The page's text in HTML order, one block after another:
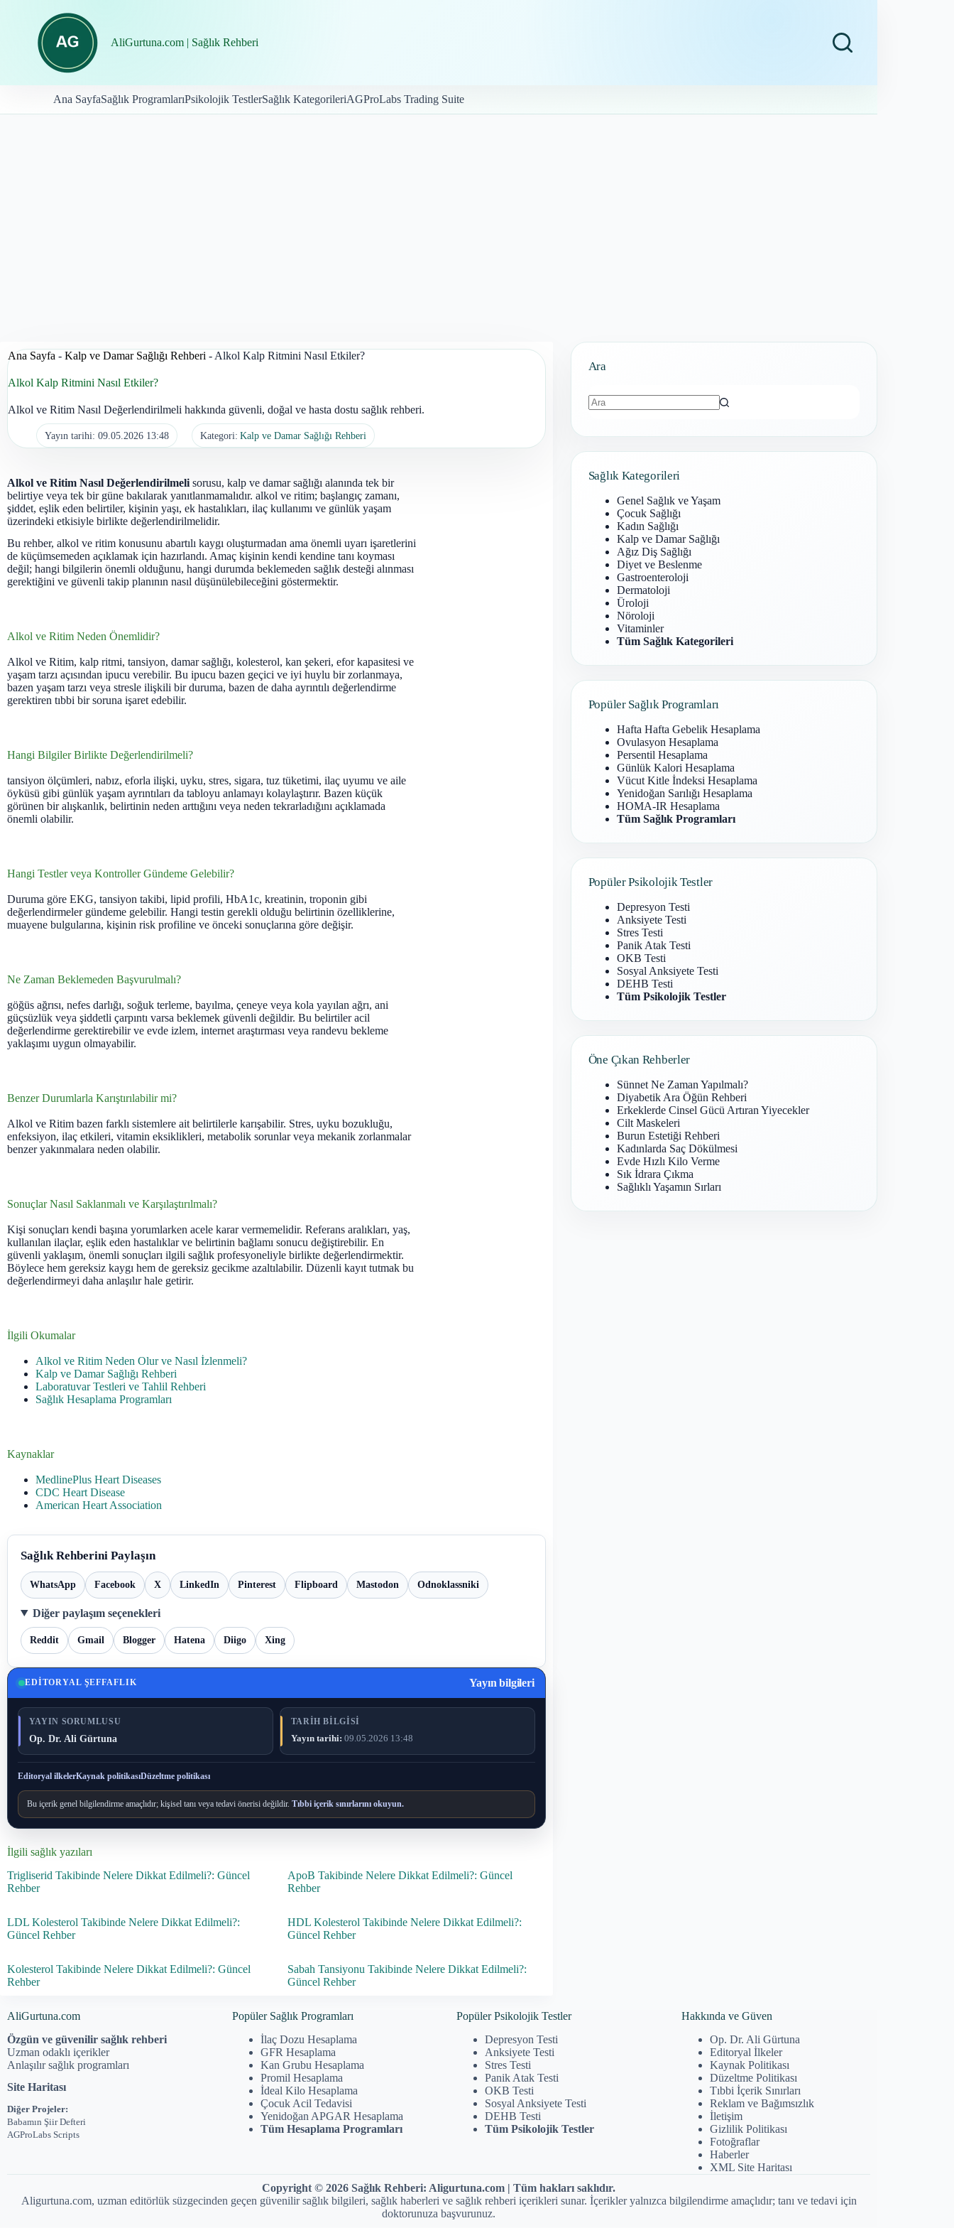
AliGurtuna.com | Sağlık Rehberi
Ana SayfaSağlık ProgramlarıPsikolojik TestlerSağlık KategorileriAGProLabs Trading Suite
Ana Sayfa - Kalp ve Damar Sağlığı Rehberi - Alkol Kalp Ritmini Nasıl Etkiler?
Alkol Kalp Ritmini Nasıl Etkiler?
Alkol ve Ritim Nasıl Değerlendirilmeli hakkında güvenli, doğal ve hasta dostu sağlık rehberi.
Yayın tarihi: 09.05.2026 13:48 Kategori: Kalp ve Damar Sağlığı Rehberi
Alkol ve Ritim Nasıl Değerlendirilmeli sorusu, kalp ve damar sağlığı alanında tek bir
belirtiye veya tek bir güne bakılarak yanıtlanmamalıdır. alkol ve ritim; başlangıç zamanı,
şiddet, eşlik eden belirtiler, kişinin yaşı, ek hastalıkları, ilaç kullanımı ve günlük yaşam
üzerindeki etkisiyle birlikte değerlendirilmelidir.
Bu rehber, alkol ve ritim konusunu abartılı kaygı oluşturmadan ama önemli uyarı işaretlerini
de küçümsemeden açıklamak için hazırlandı. Amaç kişinin kendi kendine tanı koyması
değil; hangi bilgilerin önemli olduğunu, hangi durumda beklemeden sağlık desteği alınması
gerektiğini ve güvenli takip planının nasıl düşünülebileceğini göstermektir.
Alkol ve Ritim Neden Önemlidir?
Alkol ve Ritim, kalp ritmi, tansiyon, damar sağlığı, kolesterol, kan şekeri, efor kapasitesi ve
yaşam tarzı açısından ipucu verebilir. Bu ipucu bazen geçici ve iyi huylu bir zorlanmaya,
bazen yaşam tarzı veya stresle ilişkili bir duruma, bazen de daha ayrıntılı değerlendirme
gerektiren tıbbi bir soruna işaret edebilir.
Hangi Bilgiler Birlikte Değerlendirilmeli?
tansiyon ölçümleri, nabız, eforla ilişki, uyku, stres, sigara, tuz tüketimi, ilaç uyumu ve aile
öyküsü gibi günlük yaşam ayrıntıları da tabloyu anlamayı kolaylaştırır. Bazen küçük
görünen bir alışkanlık, belirtinin neden arttığını veya neden tekrarladığını açıklamada
önemli olabilir.
Hangi Testler veya Kontroller Gündeme Gelebilir?
Duruma göre EKG, tansiyon takibi, lipid profili, HbA1c, kreatinin, troponin gibi
değerlendirmeler gündeme gelebilir. Hangi testin gerekli olduğu belirtinin özelliklerine,
muayene bulgularına, kişinin risk profiline ve önceki sonuçlarına göre değişir.
Ne Zaman Beklemeden Başvurulmalı?
göğüs ağrısı, nefes darlığı, soğuk terleme, bayılma, çeneye veya kola yayılan ağrı, ani
güçsüzlük veya şiddetli çarpıntı varsa beklemek güvenli değildir. Bu belirtiler acil
değerlendirme gerektirebilir ve evde izlem, internet araştırması veya randevu bekleme
yaklaşımı uygun olmayabilir.
Benzer Durumlarla Karıştırılabilir mi?
Alkol ve Ritim bazen farklı sistemlere ait belirtilerle karışabilir. Stres, uyku bozukluğu,
enfeksiyon, ilaç etkileri, vitamin eksiklikleri, metabolik sorunlar veya mekanik zorlanmalar
benzer yakınmalara neden olabilir.
Sonuçlar Nasıl Saklanmalı ve Karşılaştırılmalı?
Kişi sonuçları kendi başına yorumlarken acele karar vermemelidir. Referans aralıkları, yaş,
kullanılan ilaçlar, eşlik eden hastalıklar ve belirtinin bağlamı sonucu değiştirebilir. En
güvenli yaklaşım, önemli sonuçları ilgili sağlık profesyoneliyle birlikte değerlendirmektir.
Böylece hem gereksiz kaygı hem de gereksiz gecikme azaltılabilir. Düzenli kayıt tutmak bu
değerlendirmeyi daha anlaşılır hale getirir.
İlgili Okumalar
Alkol ve Ritim Neden Olur ve Nasıl İzlenmeli?
Kalp ve Damar Sağlığı Rehberi
Laboratuvar Testleri ve Tahlil Rehberi
Sağlık Hesaplama Programları
Kaynaklar
MedlinePlus Heart Diseases
CDC Heart Disease
American Heart Association
Sağlık Rehberini Paylaşın
WhatsApp Facebook X LinkedIn Pinterest Flipboard Mastodon Odnoklassniki
Diğer paylaşım seçenekleri
Reddit Gmail Blogger Hatena Diigo Xing
EDITORYAL ŞEFFAFLIK Yayın bilgileri
YAYIN SORUMLUSU
Op. Dr. Ali Gürtuna
TARIH BILGISI
Yayın tarihi: 09.05.2026 13:48
Editoryal ilkelerKaynak politikasıDüzeltme politikası
Bu içerik genel bilgilendirme amaçlıdır; kişisel tanı veya tedavi önerisi değildir. Tıbbi içerik sınırlarını okuyun.
İlgili sağlık yazıları
Trigliserid Takibinde Nelere Dikkat Edilmeli?: Güncel
Rehber
ApoB Takibinde Nelere Dikkat Edilmeli?: Güncel
Rehber
LDL Kolesterol Takibinde Nelere Dikkat Edilmeli?:
Güncel Rehber
HDL Kolesterol Takibinde Nelere Dikkat Edilmeli?:
Güncel Rehber
Kolesterol Takibinde Nelere Dikkat Edilmeli?: Güncel
Rehber
Sabah Tansiyonu Takibinde Nelere Dikkat Edilmeli?:
Güncel Rehber
Ara
bulunamadı
Sağlık Kategorileri
Genel Sağlık ve Yaşam
Çocuk Sağlığı
Kadın Sağlığı
Kalp ve Damar Sağlığı
Ağız Diş Sağlığı
Diyet ve Beslenme
Gastroenteroloji
Dermatoloji
Üroloji
Nöroloji
Vitaminler
Tüm Sağlık Kategorileri
Popüler Sağlık Programları
Hafta Hafta Gebelik Hesaplama
Ovulasyon Hesaplama
Persentil Hesaplama
Günlük Kalori Hesaplama
Vücut Kitle İndeksi Hesaplama
Yenidoğan Sarılığı Hesaplama
HOMA-IR Hesaplama
Tüm Sağlık Programları
Popüler Psikolojik Testler
Depresyon Testi
Anksiyete Testi
Stres Testi
Panik Atak Testi
OKB Testi
Sosyal Anksiyete Testi
DEHB Testi
Tüm Psikolojik Testler
Öne Çıkan Rehberler
Sünnet Ne Zaman Yapılmalı?
Diyabetik Ara Öğün Rehberi
Erkeklerde Cinsel Gücü Artıran Yiyecekler
Cilt Maskeleri
Burun Estetiği Rehberi
Kadınlarda Saç Dökülmesi
Evde Hızlı Kilo Verme
Sık İdrara Çıkma
Sağlıklı Yaşamın Sırları
AliGurtuna.com
Özgün ve güvenilir sağlık rehberi
Uzman odaklı içerikler
Anlaşılır sağlık programları
Site Haritası
Diğer Projeler:
Babamın Şiir Defteri
AGProLabs Scripts
Popüler Sağlık Programları
İlaç Dozu Hesaplama
GFR Hesaplama
Kan Grubu Hesaplama
Promil Hesaplama
İdeal Kilo Hesaplama
Çocuk Acil Tedavisi
Yenidoğan APGAR Hesaplama
Tüm Hesaplama Programları
Popüler Psikolojik Testler
Depresyon Testi
Anksiyete Testi
Stres Testi
Panik Atak Testi
OKB Testi
Sosyal Anksiyete Testi
DEHB Testi
Tüm Psikolojik Testler
Hakkında ve Güven
Op. Dr. Ali Gürtuna
Editoryal İlkeler
Kaynak Politikası
Düzeltme Politikası
Tıbbi İçerik Sınırları
Reklam ve Bağımsızlık
İletişim
Gizlilik Politikası
Fotoğraflar
Haberler
XML Site Haritası
Copyright © 2026 Sağlık Rehberi: Aligurtuna.com | Tüm hakları saklıdır.
Aligurtuna.com, uzman editörlük süzgecinden geçen güvenilir sağlık bilgileri, sağlık haberleri ve sağlık rehberi içerikleri sunar. İçerikler yalnızca bilgilendirme amaçlıdır; tanı ve tedavi için
doktorunuza başvurunuz.